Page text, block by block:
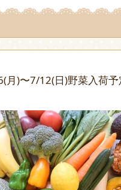
月)〜7/12(日)野菜入荷予